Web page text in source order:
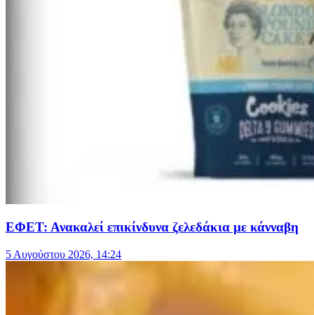
ΕΦΕΤ: Ανακαλεί επικίνδυνα ζελεδάκια με κάνναβη
5 Αυγούστου 2026, 14:24